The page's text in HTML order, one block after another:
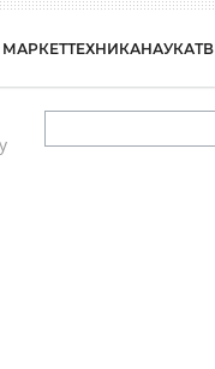
МАРКЕТТЕХНИКАНАУКАТВ